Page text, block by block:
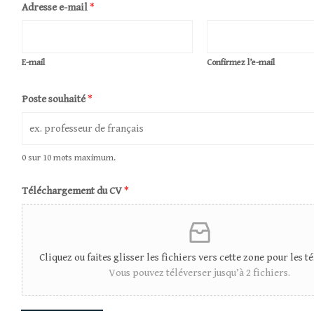
Adresse e-mail*
E-mail Confirmez l’e-mail
Poste souhaité*
0 sur 10 mots maximum.
Téléchargement du CV*
Cliquez ou faites glisser les fichiers vers cette zone pour les
Vous pouvez téléverser jusqu’à 2 fichiers.